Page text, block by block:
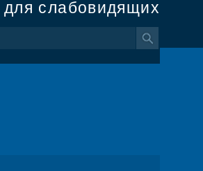
слабовидящих